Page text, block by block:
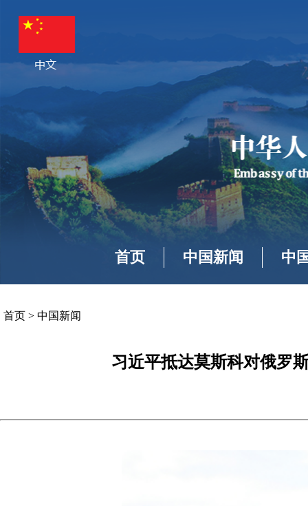
首页 中国新闻 中
首页 > 中国新闻
习近平抵达莫斯科对俄罗